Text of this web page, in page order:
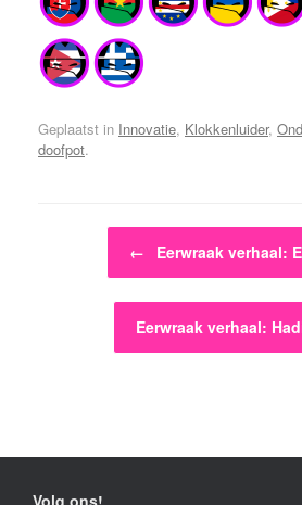
Geplaatst in Innovatie, Klokkenluider,
doofpot.
Bericht navigatie
← Eerwraak verhaal:
Eerwraak verhaal: